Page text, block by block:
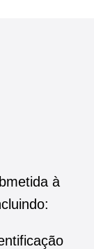
à